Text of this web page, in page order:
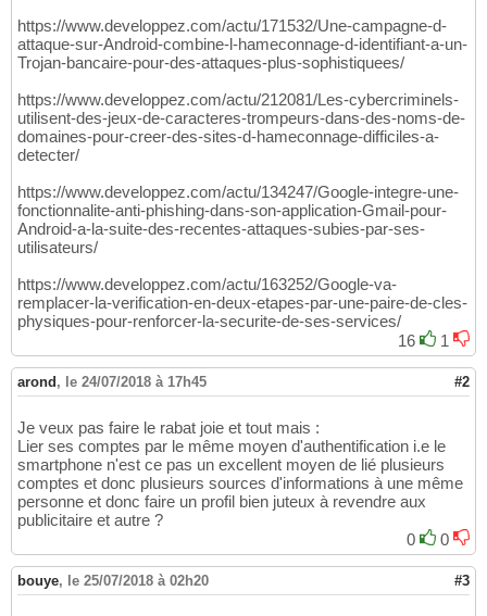
https://www.developpez.com/actu/171532/Une-campagne-d-
attaque-sur-Android-combine-l-hameconnage-d-identifiant-a-un-
Trojan-bancaire-pour-des-attaques-plus-sophistiquees/
https://www.developpez.com/actu/212081/Les-cybercriminels-
utilisent-des-jeux-de-caracteres-trompeurs-dans-des-noms-de-
domaines-pour-creer-des-sites-d-hameconnage-difficiles-a-
detecter/
https://www.developpez.com/actu/134247/Google-integre-une-
fonctionnalite-anti-phishing-dans-son-application-Gmail-pour-
Android-a-la-suite-des-recentes-attaques-subies-par-ses-
utilisateurs/
https://www.developpez.com/actu/163252/Google-va-
remplacer-la-verification-en-deux-etapes-par-une-paire-de-cles-
physiques-pour-renforcer-la-securite-de-ses-services/
16
1
arond , le 24/07/2018 à 17h45 #2
Je veux pas faire le rabat joie et tout mais :
Lier ses comptes par le même moyen d'authentification i.e le
smartphone n'est ce pas un excellent moyen de lié plusieurs
comptes et donc plusieurs sources d'informations à une même
personne et donc faire un profil bien juteux à revendre aux
publicitaire et autre ?
0
0
bouye, le 25/07/2018 à 02h20 #3